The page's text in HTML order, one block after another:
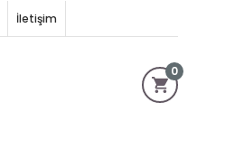
İletişim
0